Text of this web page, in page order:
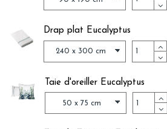
Drap plat Eucalyptus
Taie d'oreiller Eucalyptus